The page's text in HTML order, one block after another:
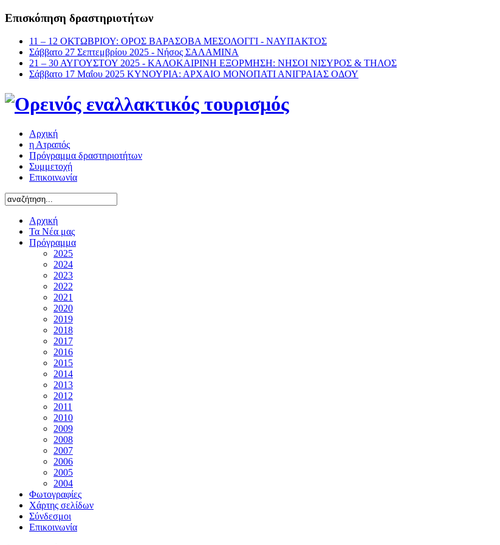
Επισκόπηση δραστηριοτήτων
11 – 12 ΟΚΤΩΒΡΙΟΥ: ΟΡΟΣ ΒΑΡΑΣΟΒΑ ΜΕΣΟΛΟΓΓΙ - ΝΑΥΠΑΚΤΟΣ
Σάββατο 27 Σεπτεμβρίου 2025 - Νήσος ΣΑΛΑΜΙΝΑ
21 – 30 ΑΥΓΟΥΣΤΟΥ 2025 - ΚΑΛΟΚΑΙΡΙΝΗ ΕΞΟΡΜΗΣΗ: ΝΗΣΟΙ ΝΙΣΥΡΟΣ & ΤΗΛΟΣ
Σάββατο 17 Μαΐου 2025 ΚΥΝΟΥΡΙΑ: ΑΡΧΑΙΟ ΜΟΝΟΠΑΤΙ ΑΝΙΓΡΑΙΑΣ ΟΔΟΥ
Αρχική
η Ατραπός
Πρόγραμμα δραστηριοτήτων
Συμμετοχή
Επικοινωνία
Αρχική
Τα Νέα μας
Πρόγραμμα
2025
2024
2023
2022
2021
2020
2019
2018
2017
2016
2015
2014
2013
2012
2011
2010
2009
2008
2007
2006
2005
2004
Φωτογραφίες
Χάρτης σελίδων
Σύνδεσμοι
Επικοινωνία